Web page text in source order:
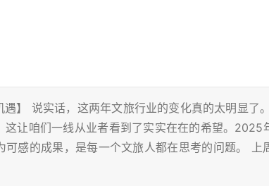
遇】 说实话，这两年文旅行业的变化真的太明显了
让咱们一线从业者看到了实实在在的希望。2025
感的成果，是每一个文旅人都在思考的问题。 上